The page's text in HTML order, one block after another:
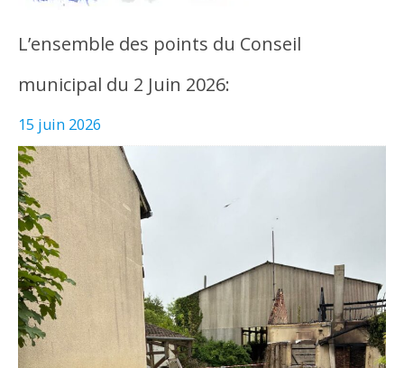
L’ensemble des points du Conseil
municipal du 2 Juin 2026:
15 juin 2026